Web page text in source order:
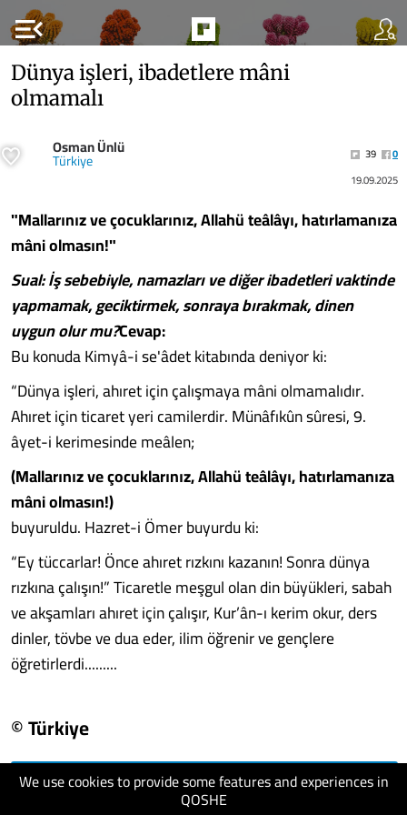
menu_open
We use cookies to provide some features and experiences in
QOSHE
Dünya işleri, ibadetlere mâni
olmamalı
Osman Ünlü
Türkiye 39
0
19.09.2025
"Mallarınız ve çocuklarınız, Allahü teâlâyı, hatırlamanıza
mâni olmasın!"
Sual: İş sebebiyle, namazları ve diğer ibadetleri vaktinde
yapmamak, geciktirmek, sonraya bırakmak, dinen
uygun olur mu?Cevap:
Bu konuda Kimyâ-i se'âdet kitabında deniyor ki:
“Dünya işleri, ahıret için çalışmaya mâni olmamalıdır.
Ahıret için ticaret yeri camilerdir. Münâfıkûn sûresi, 9.
âyet-i kerimesinde meâlen;
(Mallarınız ve çocuklarınız, Allahü teâlâyı, hatırlamanıza
mâni olmasın!)
buyuruldu. Hazret-i Ömer buyurdu ki:
“Ey tüccarlar! Önce ahıret rızkını kazanın! Sonra dünya
rızkına çalışın!” Ticaretle meşgul olan din büyükleri, sabah
ve akşamları ahıret için çalışır, Kur’ân-ı kerim okur, ders
dinler, tövbe ve dua eder, ilim öğrenir ve gençlere
öğretirlerdi.........
© Türkiye
visit website